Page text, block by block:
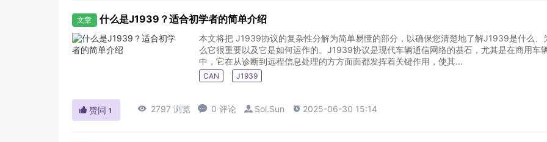
文章 什么是J1939？适合初学者的简单介绍
本文将把 J1939协议的复杂性分解为简单易懂的部分，以确保您清楚地了解J1939是什么、
么它很重要以及它是如何运作的。J1939协议是现代车辆通信网络的基石，尤其是在商用车
中，它在从诊断到远程信息处理的方方面面都发挥着关键作用，使其...
CAN J1939
 赞同 1  2797 浏览  0 评论  Sol.Sun  2025-06-30 15:14